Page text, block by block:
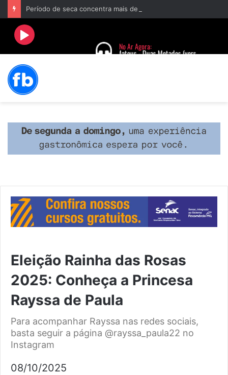
Eleição Rainha das Rosas
2025: Conheça a Princesa
Rayssa de Paula
Para acompanhar Rayssa nas redes sociais,
basta seguir a página @rayssa_paula22 no
Instagram
08/10/2025